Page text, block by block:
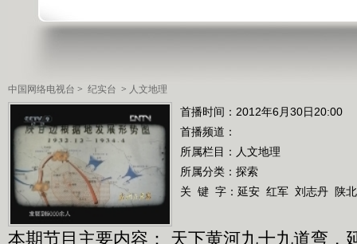
中国网络电视台 > 纪实台 > 人文地理
首播时间：2012年6月30日20:00
首播频道：
所属栏目： 人文地理
所属分类：探索
关 键 字： 延安 红军 刘志丹 陕北
本期节目主要内容： 天下黄河九十九道弯，